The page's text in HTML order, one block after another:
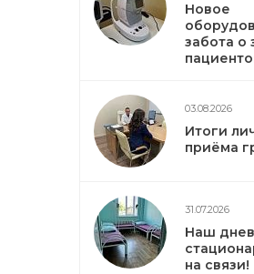
Новое
забота о
03.08.2026
Итоги
приёма
31.07.2026
Наш
на связи!